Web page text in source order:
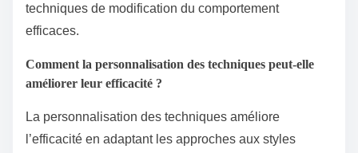
techniques de modification du comportement
efficaces.
Comment la personnalisation des techniques peut-elle
améliorer leur efficacité ?
La personnalisation des techniques améliore
l’efficacité en adaptant les approches aux styles